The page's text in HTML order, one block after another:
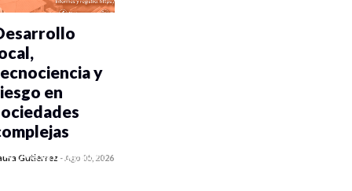
0 veces compartido
y
en
Gutiérrez -Ago 05, 2026